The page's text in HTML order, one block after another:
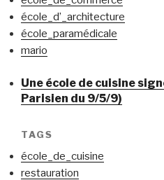
école_d’_architecture
école_paramédicale
mario
Une école de cuisine
Parisien du 9/5/9)
TAGS
école_de_cuisine
restauration